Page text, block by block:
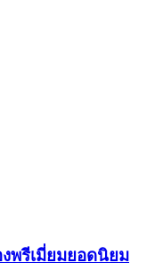
พรีเมี่ยมยอดนิยม